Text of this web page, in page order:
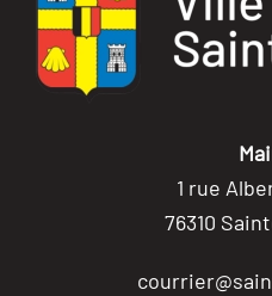
1 rue
76310